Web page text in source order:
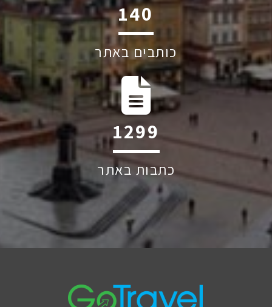
202
כותבים באתר
1884
כתבות באתר